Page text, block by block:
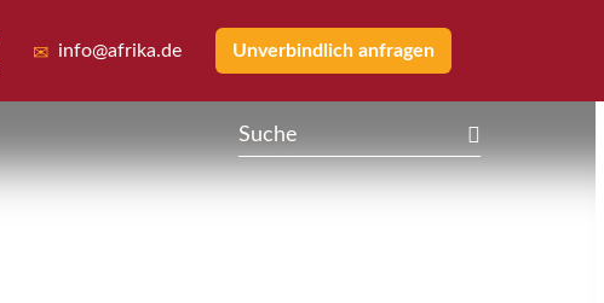
info@afrika.de Unverbindlich anfragen